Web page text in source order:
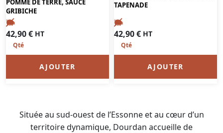
POMME DE TERRE, SAUCE
GRIBICHE
42,90€ HT
AJOUTER
TAPENADE
42,90€ HT
AJOUTER
Située au sud-ouest de l’Essonne et au cœur d’un
territoire dynamique, Dourdan accueille de